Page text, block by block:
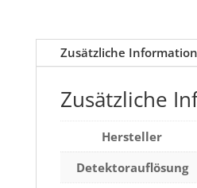
Zusätzliche Information
Zusätzliche
Hersteller
Detektorauflösung